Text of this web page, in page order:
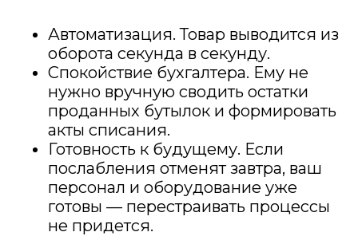
Автоматизация. Товар выводится из
оборота секунда в секунду.
Спокойствие бухгалтера. Ему не
нужно вручную сводить остатки
проданных бутылок и формировать
акты списания.
Готовность к будущему. Если
послабления отменят завтра, ваш
персонал и оборудование уже
готовы — перестраивать процессы
не придется.